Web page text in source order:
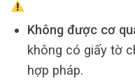
Không được cơ
không có giấy tờ
hợp pháp.